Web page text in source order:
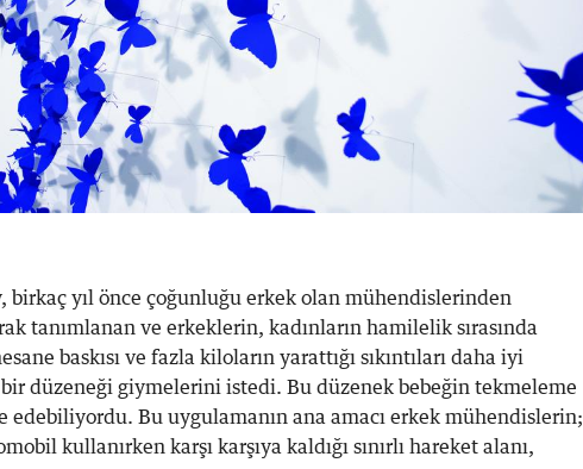
birkaç yıl önce çoğunluğu erkek olan mühendislerinden
tanımlanan ve erkeklerin, kadınların hamilelik sırasında
baskısı ve fazla kiloların yarattığı sıkıntıları daha iyi
bir düzeneği giymelerini istedi. Bu düzenek bebeğin tekmeleme
edebiliyordu. Bu uygulamanın ana amacı erkek mühendislerin;
kullanırken karşı karşıya kaldığı sınırlı hareket alanı,